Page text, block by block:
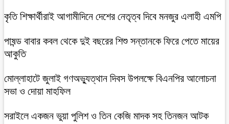
কৃতি শিক্ষার্থীরাই আগামীদিনে দেশের নেতৃত্ব দিবে মনজুর এলাহী এমপি
পাষন্ড বাবার কবল থেকে দুই বছরের শিশু সন্তানকে ফিরে পেতে মায়ের
আকুতি
মোল্লাহাটে জুলাই গণঅভ্যুত্থান দিবস উপলক্ষে বিএনপির আলোচনা
সভা ও দোয়া মাহফিল
সরাইলে একজন ভুয়া পুলিশ ও তিন কেজি মাদক সহ তিনজন আটক